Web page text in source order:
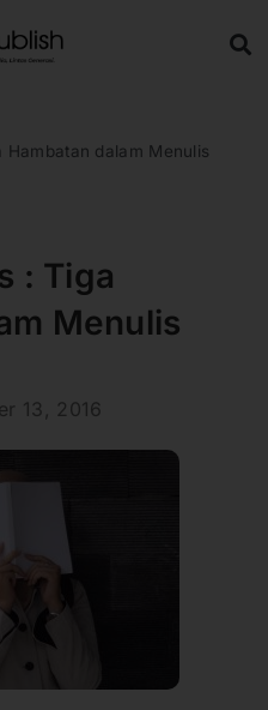
Hambatan dalam Menulis
: Tiga
Menulis
13, 2016